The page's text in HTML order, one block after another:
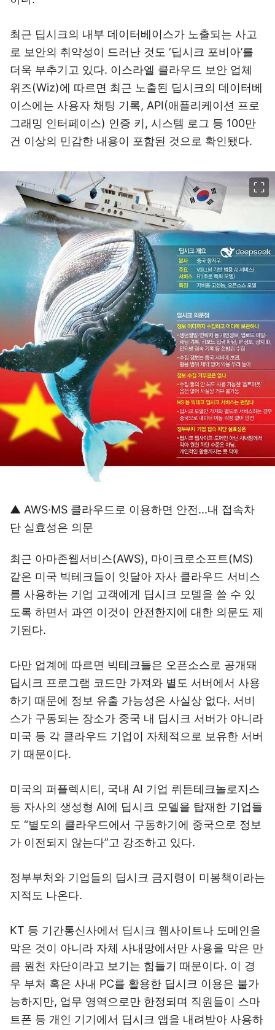
최근 딥시크의 내부 데이터베이스가 노출되는 사고
로 보안의 취약성이 드러난 것도 ‘딥시크 포비아’를
더욱 부추기고 있다. 이스라엘 클라우드 보안 업체
위즈(Wiz)에 따르면 최근 노출된 딥시크의 데이터베
이스에는 사용자 채팅 기록, API(애플리케이션 프로
그래밍 인터페이스) 인증 키, 시스템 로그 등 100만
건 이상의 민감한 내용이 포함된 것으로 확인됐다.
▲ AWS·MS 클라우드로 이용하면 안전...내 접속차
단 실효성은 의문
최근 아마존웹서비스(AWS), 마이크로소프트(MS)
같은 미국 빅테크들이 잇달아 자사 클라우드 서비스
를 사용하는 기업 고객에게 딥시크 모델을 쓸 수 있
도록 하면서 과연 이것이 안전한지에 대한 의문도 제
기된다.
다만 업계에 따르면 빅테크들은 오픈소스로 공개돼
딥시크 프로그램 코드만 가져와 별도 서버에서 사용
하기 때문에 정보 유출 가능성은 사실상 없다. 서비
스가 구동되는 장소가 중국 내 딥시크 서버가 아니라
미국 등 각 클라우드 기업이 자체적으로 보유한 서버
기 때문이다.
미국의 퍼플렉시티, 국내 AI 기업 뤼튼테크놀로지스
등 자사의 생성형 AI에 딥시크 모델을 탑재한 기업들
도 “별도의 클라우드에서 구동하기에 중국으로 정보
가 이전되지 않는다”고 강조하고 있다.
정부부처와 기업들의 딥시크 금지령이 미봉책이라는
지적도 나온다.
KT 등 기간통신사에서 딥시크 웹사이트나 도메인을
막은 것이 아니라 자체 사내망에서만 사용을 막은 만
큼 원천 차단이라고 보기는 힘들기 때문이다. 이 경
우 부처 혹은 사내 PC를 활용한 딥시크 이용은 불가
능하지만, 업무 영역으로만 한정되며 직원들이 스마
트폰 등 개인 기기에서 딥시크 앱을 내려받아 사용하